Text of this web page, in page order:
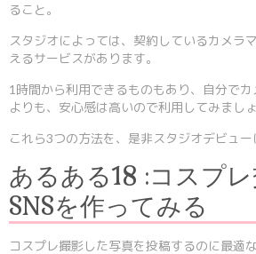
ること。
スタジオによっては、契約しているカメラ
えるサービスがあります。
1時間から利用できるものもあり、自分で
よりも、安心感は高いので利用してみましょ
これら3つの方法を、是非スタジオデビュー
あるある18 :コスプ
SNSを作ってみる
コスプレ撮影した写真を投稿するのに最適